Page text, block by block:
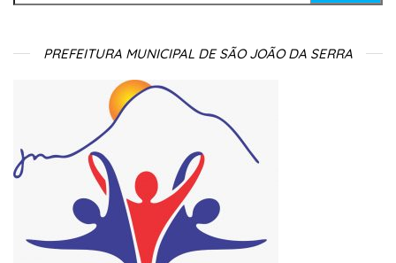
PREFEITURA MUNICIPAL DE SÃO JOÃO DA SERRA